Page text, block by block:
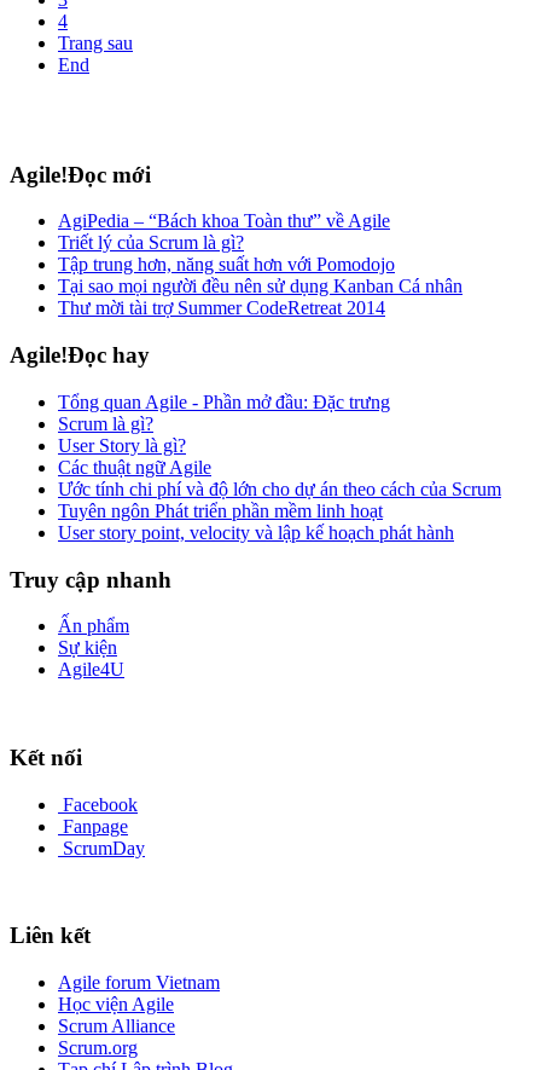
4
Trang sau
End
Agile!Đọc mới
AgiPedia – “Bách khoa Toàn thư” về Agile
Triết lý của Scrum là gì?
Tập trung hơn, năng suất hơn với Pomodojo
Tại sao mọi người đều nên sử dụng Kanban Cá nhân
Thư mời tài trợ Summer CodeRetreat 2014
Agile!Đọc hay
Tổng quan Agile - Phần mở đầu: Đặc trưng
Scrum là gì?
User Story là gì?
Các thuật ngữ Agile
Ước tính chi phí và độ lớn cho dự án theo cách của Scrum
Tuyên ngôn Phát triển phần mềm linh hoạt
User story point, velocity và lập kế hoạch phát hành
Truy cập nhanh
Ấn phẩm
Sự kiện
Agile4U
Kết nối
Facebook
Fanpage
ScrumDay
Liên kết
Agile forum Vietnam
Học viện Agile
Scrum Alliance
Scrum.org